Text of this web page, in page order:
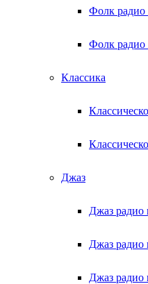
Фолк
Фолк
Классика
Джаз
Джаз радио
Джаз радио
Джаз радио